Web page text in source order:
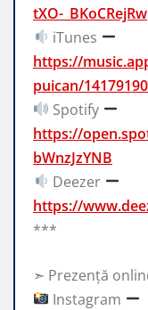
tXO-_BKoCRejRw
iTunes
https://
puican/
Spotify
https://
bWnzJzYNB
Deezer
https://
***
➣ Prezență
Instagram